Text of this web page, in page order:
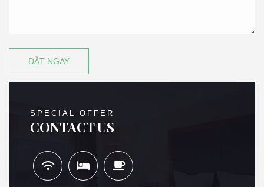
ĐẶT NGAY
SPECIAL OFFER
CONTACT US